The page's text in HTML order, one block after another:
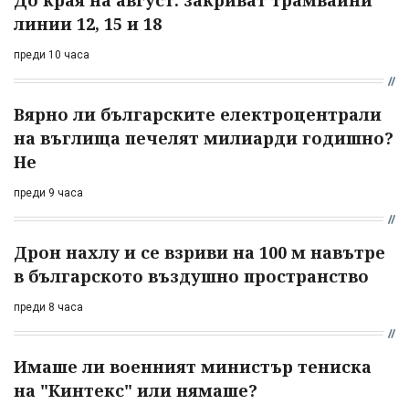
линии 12, 15 и 18
преди 10 часа
Вярно ли българските електроцентрали
на въглища печелят милиарди годишно?
Не
преди 9 часа
Дрон нахлу и се взриви на 100 м навътре
в българското въздушно пространство
преди 8 часа
Имаше ли военният министър тениска
на "Кинтекс" или нямаше?